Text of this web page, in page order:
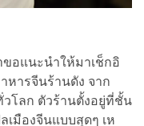
อแนะนำให้มาเช็กอิ
หารจีนร้านดัง จาก
วโลก ตัวร้านตั้งอยู่ที่ชั้น
เมืองจีนแบบสุดๆ เห